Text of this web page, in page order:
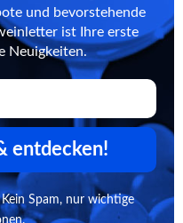
und bevorstehende
ist Ihre erste
Neuigkeiten.
entdecken!
Spam, nur wichtige